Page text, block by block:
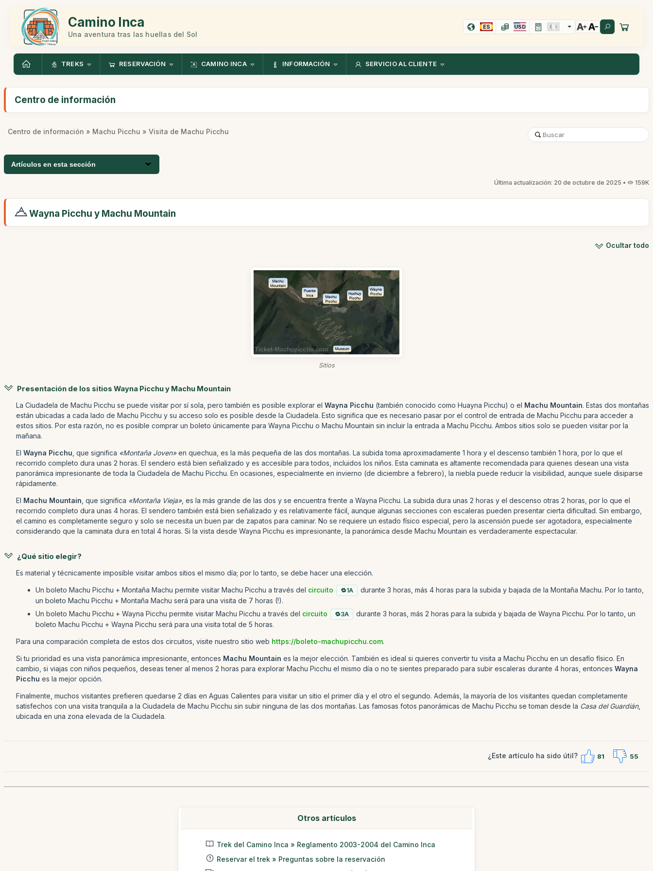
Camino Inca
Una aventura tras las huellas del Sol
ES USD
TREKS RESERVACIÓN CAMINO INCA INFORMACIÓN SERVICIO AL CLIENTE
Centro de información
Centro de información » Machu Picchu » Visita de Machu Picchu
Artículos en esta sección
Última actualización: 20 de octubre de 2025 • 159K
Wayna Picchu y Machu Mountain
Ocultar todo
Sitios
Presentación de los sitios Wayna Picchu y Machu Mountain
La Ciudadela de Machu Picchu se puede visitar por sí sola, pero también es posible explorar el Wayna Picchu (también conocido como Huayna Picchu) o el Machu Mountain. Estas dos montañas
están ubicadas a cada lado de Machu Picchu y su acceso solo es posible desde la Ciudadela. Esto significa que es necesario pasar por el control de entrada de Machu Picchu para acceder a
estos sitios. Por esta razón, no es posible comprar un boleto únicamente para Wayna Picchu o Machu Mountain sin incluir la entrada a Machu Picchu. Ambos sitios solo se pueden visitar por la
mañana.
El Wayna Picchu , que significa «Montaña Joven»en quechua, es la más pequeña de las dos montañas. La subida toma aproximadamente 1 hora y el descenso también 1 hora, por lo que el
recorrido completo dura unas 2 horas. El sendero está bien señalizado y es accesible para todos, incluidos los niños. Esta caminata es altamente recomendada para quienes desean una vista
panorámica impresionante de toda la Ciudadela de Machu Picchu. En ocasiones, especialmente en invierno (de diciembre a febrero), la niebla puede reducir la visibilidad, aunque suele disiparse
rápidamente.
El Machu Mountain , que significa «Montaña Vieja», es la más grande de las dos y se encuentra frente a Wayna Picchu. La subida dura unas 2 horas y el descenso otras 2 horas, por lo que el
recorrido completo dura unas 4 horas. El sendero también está bien señalizado y es relativamente fácil, aunque algunas secciones con escaleras pueden presentar cierta dificultad. Sin embargo,
el camino es completamente seguro y solo se necesita un buen par de zapatos para caminar. No se requiere un estado físico especial, pero la ascensión puede ser agotadora, especialmente
considerando que la caminata dura en total 4 horas. Si la vista desde Wayna Picchu es impresionante, la panorámica desde Machu Mountain es verdaderamente espectacular.
¿Qué sitio elegir?
Es material y técnicamente imposible visitar ambos sitios el mismo día; por lo tanto, se debe hacer una elección.
Un boleto Machu Picchu + Montaña Machu permite visitar Machu Picchu a través del circuito 1A
durante 3 horas, más 4 horas para la subida y bajada de la Montaña Machu. Por lo tanto,
un boleto Machu Picchu + Montaña Machu será para una visita de 7 horas (!).
Un boleto Machu Picchu + Wayna Picchu permite visitar Machu Picchu a través del circuito 3A
durante 3 horas, más 2 horas para la subida y bajada de Wayna Picchu. Por lo tanto, un
boleto Machu Picchu + Wayna Picchu será para una visita total de 5 horas.
Para una comparación completa de estos dos circuitos, visite nuestro sitio web https://boleto-machupicchu.com.
Si tu prioridad es una vista panorámica impresionante, entonces Machu Mountain es la mejor elección. También es ideal si quieres convertir tu visita a Machu Picchu en un desafío físico. En
cambio, si viajas con niños pequeños, deseas tener al menos 2 horas para explorar Machu Picchu el mismo día o no te sientes preparado para subir escaleras durante 4 horas, entonces Wayna
Picchu es la mejor opción.
Finalmente, muchos visitantes prefieren quedarse 2 días en Aguas Calientes para visitar un sitio el primer día y el otro el segundo. Además, la mayoría de los visitantes quedan completamente
satisfechos con una visita tranquila a la Ciudadela de Machu Picchu sin subir ninguna de las dos montañas. Las famosas fotos panorámicas de Machu Picchu se toman desde la Casa del Guardián,
ubicada en una zona elevada de la Ciudadela.
¿Este artículo ha sido útil? 81 55
Otros artículos
Trek del Camino Inca » Reglamento 2003-2004 del Camino Inca
Reservar el trek » Preguntas sobre la reservación